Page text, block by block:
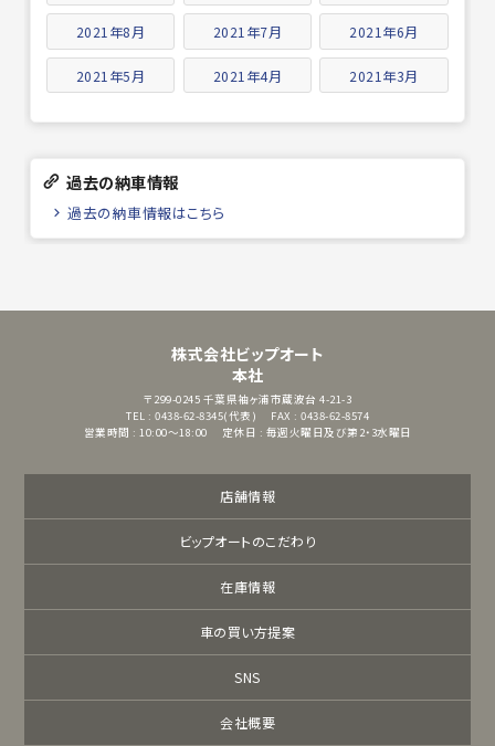
2021年8月 2021年7月 2021年6月
2021年5月 2021年4月 2021年3月
過去の納車情報
過去の納車情報はこちら
株式会社ビップオート
本社
〒299-0245 千葉県袖ヶ浦市蔵波台 4-21-3
TEL : 0438-62-8345(代表)
FAX : 0438-62-8574
営業時間 : 10:00～18:00
定休日 : 毎週火曜日及び第2・3水曜日
店舗情報
ビップオートのこだわり
在庫情報
車の買い方提案
SNS
会社概要